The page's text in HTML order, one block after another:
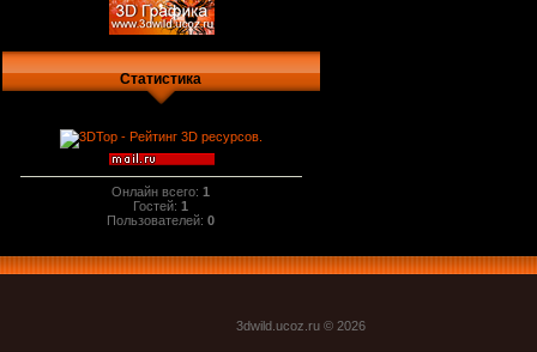
Статистика
Онлайн всего:1
Гостей:1
Пользователей:0